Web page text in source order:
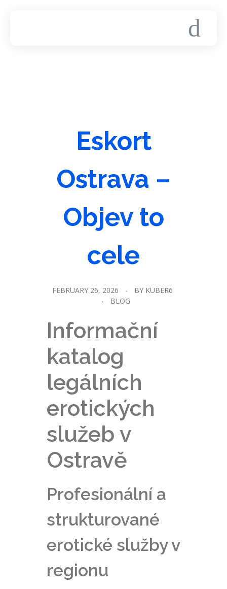
Eskort
Ostrava –
Objev to
cele
FEBRUARY 26, 2026 BY KUBER6
BLOG
Informační
katalog
legálních
erotických
služeb v
Ostravě
Profesionální a
strukturované
erotické služby v
regionu